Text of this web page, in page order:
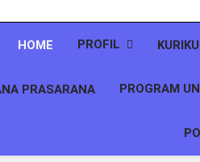
HOME PROFIL
PRASARANA PROGRAM